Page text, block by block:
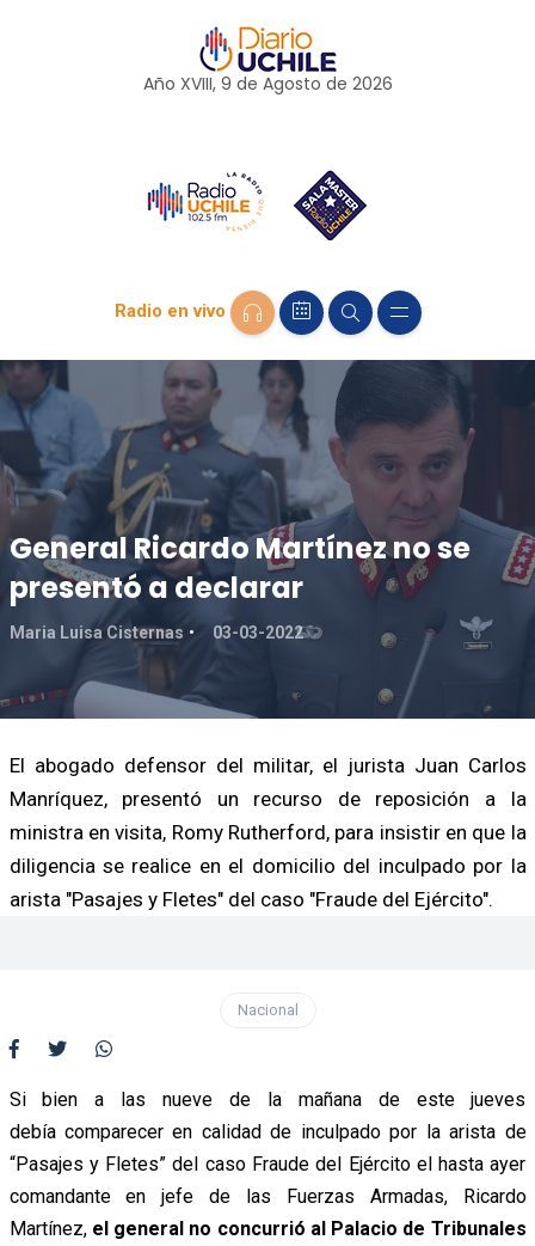
Año XVIII, 9 de Agosto de 2026
Radio en vivo
General Ricardo Martínez no se
presentó a declarar
Maria Luisa Cisternas 03-03-2022
El abogado defensor del militar, el jurista Juan Carlos
Manríquez, presentó un recurso de reposición a la
ministra en visita, Romy Rutherford, para insistir en que la
diligencia se realice en el domicilio del inculpado por la
arista "Pasajes y Fletes" del caso "Fraude del Ejército".
Nacional
Si bien a las nueve de la mañana de este jueves
debía comparecer en calidad de inculpado por la arista de
“Pasajes y Fletes” del caso Fraude del Ejército el hasta ayer
comandante en jefe de las Fuerzas Armadas, Ricardo
Martínez,el general no concurrió al Palacio de Tribunales